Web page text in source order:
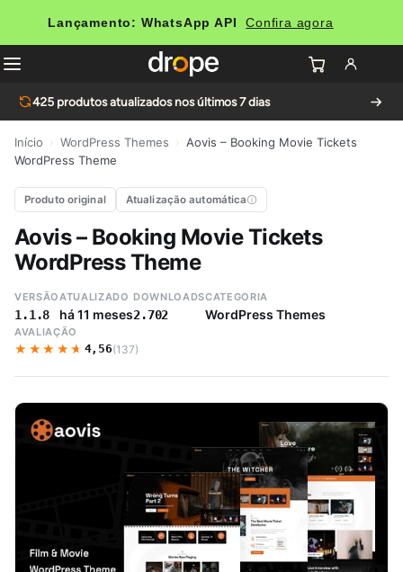
Lançamento: WhatsApp API Confira agora
425 produtos atualizados nos últimos 7 dias
Início WordPress Themes
Aovis – Booking Movie Tickets
WordPress Theme
Produto original Atualização automática
Aovis – Booking Movie Tickets
WordPress Theme
VERSÃO
1.1.8
ATUALIZADO
há 11 meses
DOWNLOADS
2.702
CATEGORIA
WordPress Themes
AVALIAÇÃO
★★★★★
★★★★★ 4,56(137)